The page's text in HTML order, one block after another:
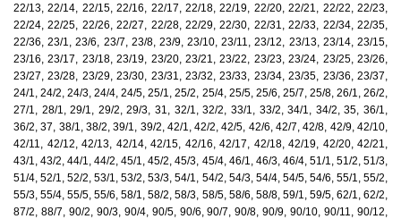
22/13, 22/14, 22/15, 22/16, 22/17, 22/18, 22/19, 22/20, 22/21, 22/22, 22/23,
22/24, 22/25, 22/26, 22/27, 22/28, 22/29, 22/30, 22/31, 22/33, 22/34, 22/35,
22/36, 23/1, 23/6, 23/7, 23/8, 23/9, 23/10, 23/11, 23/12, 23/13, 23/14, 23/15,
23/16, 23/17, 23/18, 23/19, 23/20, 23/21, 23/22, 23/23, 23/24, 23/25, 23/26,
23/27, 23/28, 23/29, 23/30, 23/31, 23/32, 23/33, 23/34, 23/35, 23/36, 23/37,
24/1, 24/2, 24/3, 24/4, 24/5, 25/1, 25/2, 25/4, 25/5, 25/6, 25/7, 25/8, 26/1, 26/2,
27/1, 28/1, 29/1, 29/2, 29/3, 31, 32/1, 32/2, 33/1, 33/2, 34/1, 34/2, 35, 36/1,
36/2, 37, 38/1, 38/2, 39/1, 39/2, 42/1, 42/2, 42/5, 42/6, 42/7, 42/8, 42/9, 42/10,
42/11, 42/12, 42/13, 42/14, 42/15, 42/16, 42/17, 42/18, 42/19, 42/20, 42/21,
43/1, 43/2, 44/1, 44/2, 45/1, 45/2, 45/3, 45/4, 46/1, 46/3, 46/4, 51/1, 51/2, 51/3,
51/4, 52/1, 52/2, 53/1, 53/2, 53/3, 54/1, 54/2, 54/3, 54/4, 54/5, 54/6, 55/1, 55/2,
55/3, 55/4, 55/5, 55/6, 58/1, 58/2, 58/3, 58/5, 58/6, 58/8, 59/1, 59/5, 62/1, 62/2,
87/2, 88/7, 90/2, 90/3, 90/4, 90/5, 90/6, 90/7, 90/8, 90/9, 90/10, 90/11, 90/12,